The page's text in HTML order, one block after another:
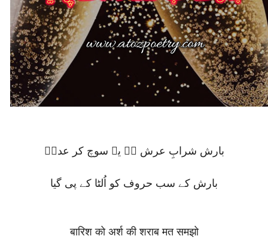
بارش شرابِ عرش ہے یہ سوچ کر عدمؔ
بارش کے سب حروف کو اُلٹا کے پی گیا
बारिश को अर्श की शराब मत समझो